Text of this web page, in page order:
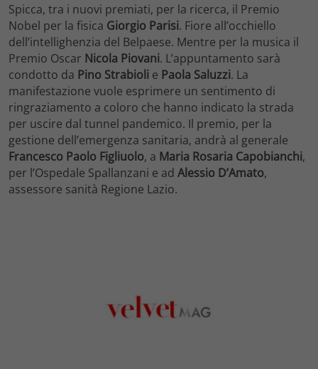
Spicca, tra i nuovi premiati, per la ricerca, il Premio
Nobel per la fisica Giorgio Parisi. Fiore all’occhiello
dell’intellighenzia del Belpaese. Mentre per la musica il
Premio Oscar Nicola Piovani. L’appuntamento sarà
condotto da Pino Strabioli e Paola Saluzzi. La
manifestazione vuole esprimere un sentimento di
ringraziamento a coloro che hanno indicato la strada
per uscire dal tunnel pandemico. Il premio, per la
gestione dell’emergenza sanitaria, andrà al generale
Francesco Paolo Figliuolo, a Maria Rosaria Capobianchi,
per l’Ospedale Spallanzani e ad Alessio D’Amato,
assessore sanità Regione Lazio.